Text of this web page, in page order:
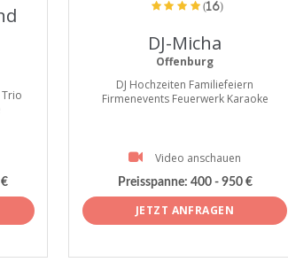
(16)
DJ-Micha
Offenburg
DJ Hochzeiten Familiefeiern
Firmenevents Feuerwerk Karaoke
Video anschauen
Preisspanne: 400 - 950 €
JETZT ANFRAGEN